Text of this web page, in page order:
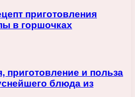
приготовления
в горшочках
и польза
блюда из